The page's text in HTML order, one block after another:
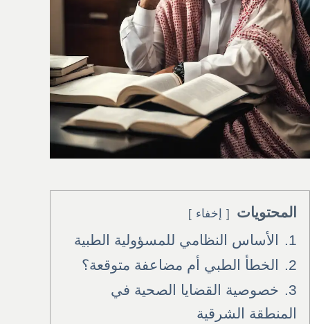
المحتويات إخفاء
1.
الأساس النظامي للمسؤولية الطبية
2.
الخطأ الطبي أم مضاعفة متوقعة؟
3.
خصوصية القضايا الصحية في
المنطقة الشرقية